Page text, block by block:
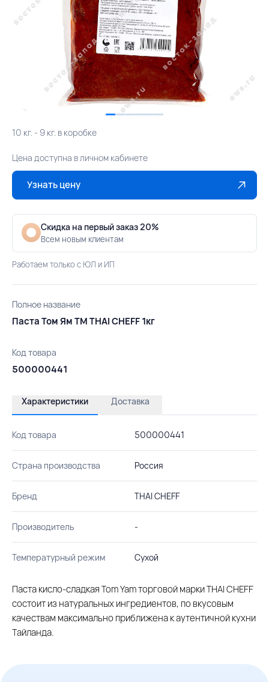
10 кг. - 9 кг. в коробке
Цена доступна в личном кабинете
Узнать цену
Скидка на первый заказ 20%
Всем новым клиентам
Работаем только с ЮЛ и ИП
Полное название
Паста Том Ям ТМ THAI CHEFF 1кг
Код товара
500000441
Характеристики Доставка
Код товара 500000441
Страна производства Россия
Бренд THAI CHEFF
Производитель -
Температурный режим Сухой
Паста кисло-сладкая Tom Yam торговой марки THAI CHEFF
состоит из натуральных ингредиентов, по вкусовым
качествам максимально приближена к аутентичной кухни
Тайланда.